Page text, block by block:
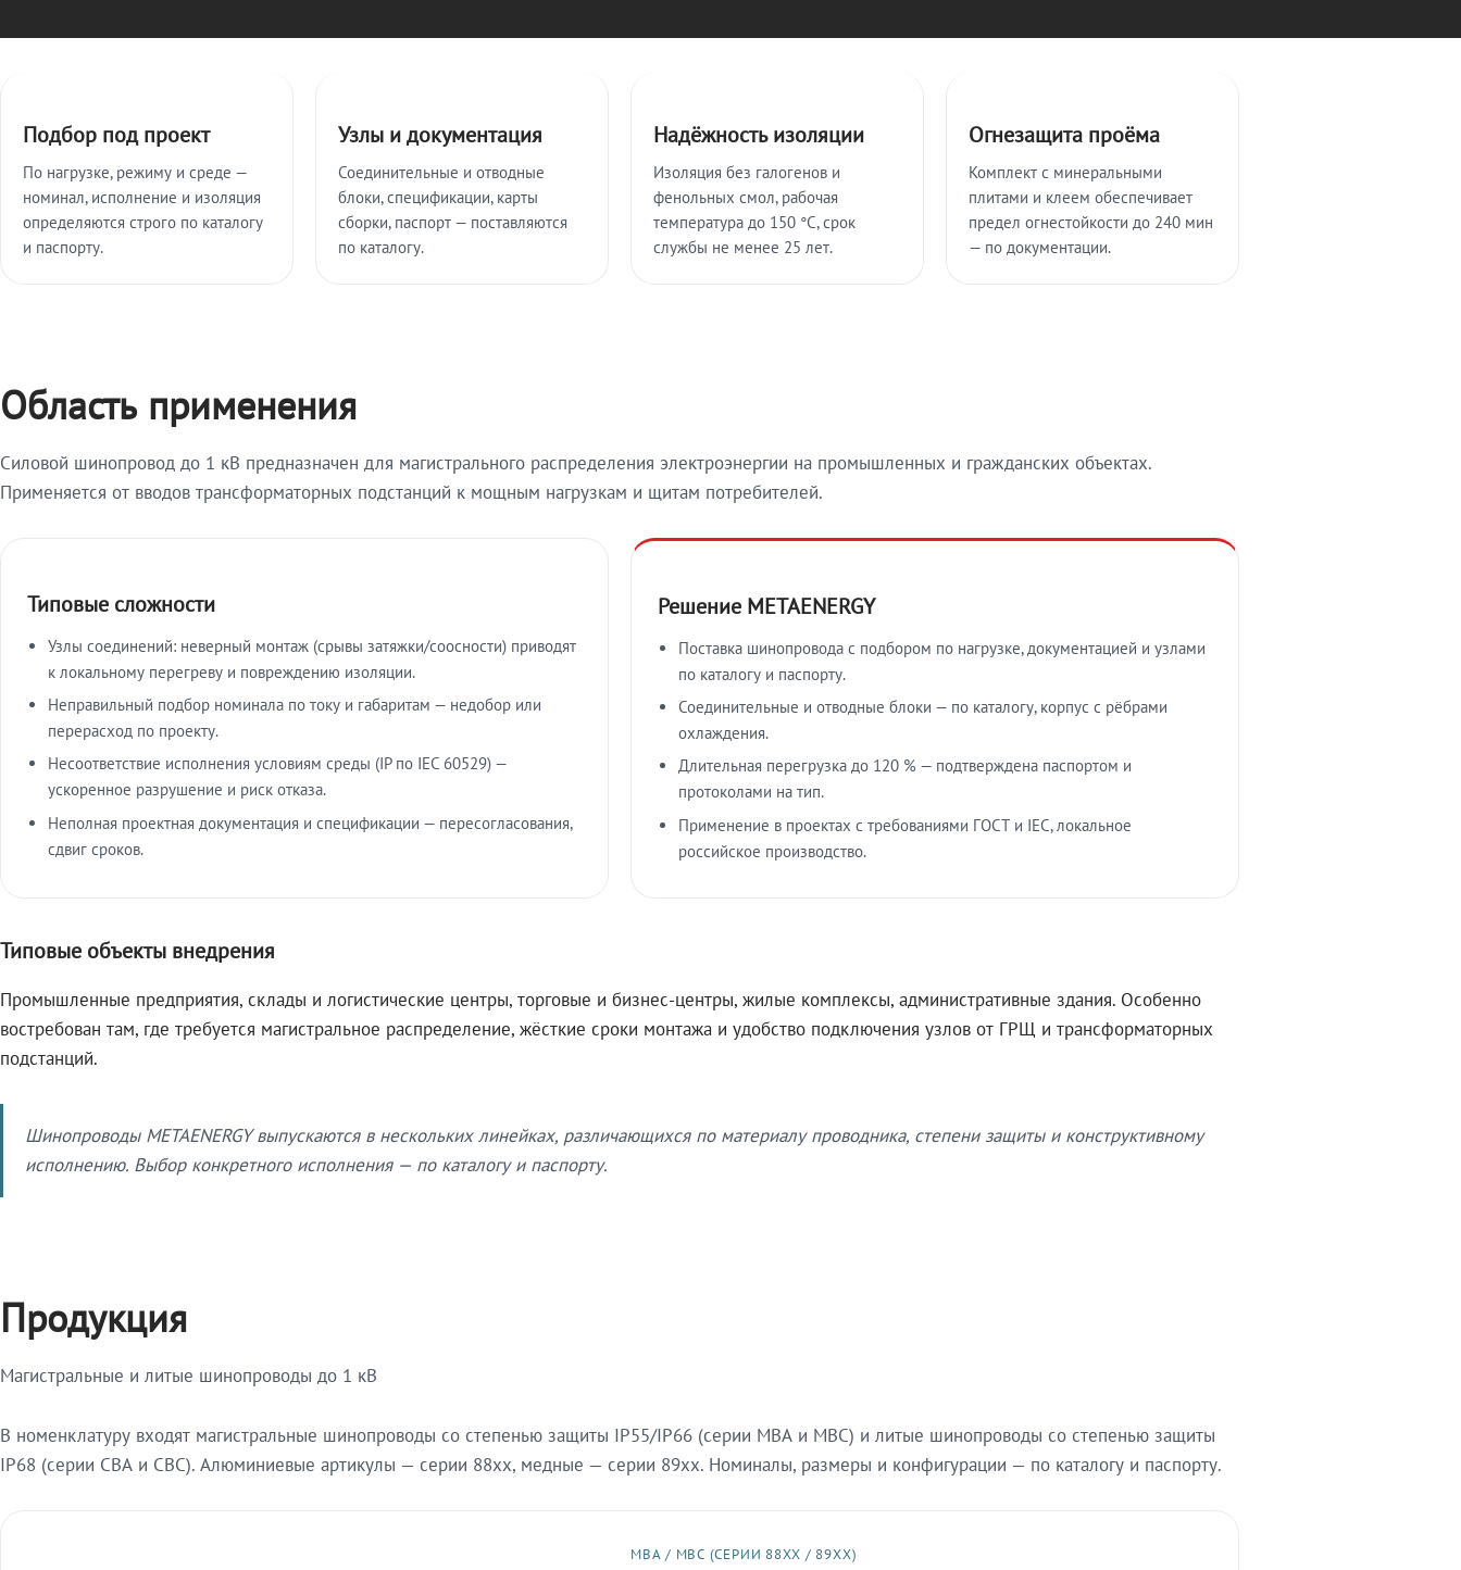
Подбор под проект
По нагрузке, режиму и среде —
номинал, исполнение и изоляция
определяются строго по каталогу
и паспорту.
Узлы и документация
Соединительные и отводные
блоки, спецификации, карты
сборки, паспорт — поставляются
по каталогу.
Надёжность изоляции
Изоляция без галогенов и
фенольных смол, рабочая
температура до 150 °C, срок
службы не менее 25 лет.
Огнезащита проёма
Комплект с минеральными
плитами и клеем обеспечивает
предел огнестойкости до 240 мин
— по документации.
Область применения
Силовой шинопровод до 1 кВ предназначен для магистрального распределения электроэнергии на промышленных и гражданских объектах.
Применяется от вводов трансформаторных подстанций к мощным нагрузкам и щитам потребителей.
Типовые сложности
Узлы соединений: неверный монтаж (срывы затяжки/соосности) приводят
к локальному перегреву и повреждению изоляции.
Неправильный подбор номинала по току и габаритам — недобор или
перерасход по проекту.
Несоответствие исполнения условиям среды (IP по IEC 60529) —
ускоренное разрушение и риск отказа.
Неполная проектная документация и спецификации — пересогласования,
сдвиг сроков.
Решение METAENERGY
Поставка шинопровода с подбором по нагрузке, документацией и узлами
по каталогу и паспорту.
Соединительные и отводные блоки — по каталогу, корпус с рёбрами
охлаждения.
Длительная перегрузка до 120 % — подтверждена паспортом и
протоколами на тип.
Применение в проектах с требованиями ГОСТ и IEC, локальное
российское производство.
Типовые объекты внедрения
Промышленные предприятия, склады и логистические центры, торговые и бизнес-центры, жилые комплексы, административные здания. Особенно
востребован там, где требуется магистральное распределение, жёсткие сроки монтажа и удобство подключения узлов от ГРЩ и трансформаторных
подстанций.
Шинопроводы METAENERGY выпускаются в нескольких линейках, различающихся по материалу проводника, степени защиты и конструктивному
исполнению. Выбор конкретного исполнения — по каталогу и паспорту.
Продукция
Магистральные и литые шинопроводы до 1 кВ
В номенклатуру входят магистральные шинопроводы со степенью защиты IP55/IP66 (серии МВА и МВС) и литые шинопроводы со степенью защиты
IP68 (серии СВА и СВС). Алюминиевые артикулы — серии 88xx, медные — серии 89xx. Номиналы, размеры и конфигурации — по каталогу и паспорту.
МВА / МВС (СЕРИИ 88XX / 89XX)